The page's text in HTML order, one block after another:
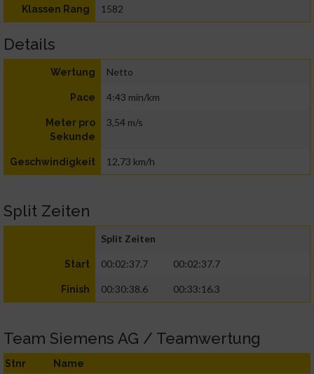
Klassen Rang 1582
Details
Wertung Netto
Pace 4:43 min/km
Meter pro
Sekunde
3,54 m/s
Geschwindigkeit 12,73 km/h
Split Zeiten
Split Zeiten
Start 00:02:37.7 00:02:37.7
Finish 00:30:38.6 00:33:16.3
Team Siemens AG / Teamwertung
Stnr Name